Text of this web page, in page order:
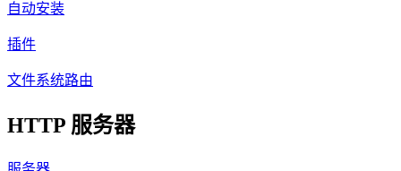
自动安装
插件
文件系统路由
HTTP 服务器